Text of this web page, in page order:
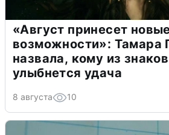
«Август принесет
возможности»: Тамара
назвала, кому из
улыбнется удача
8 августа 10